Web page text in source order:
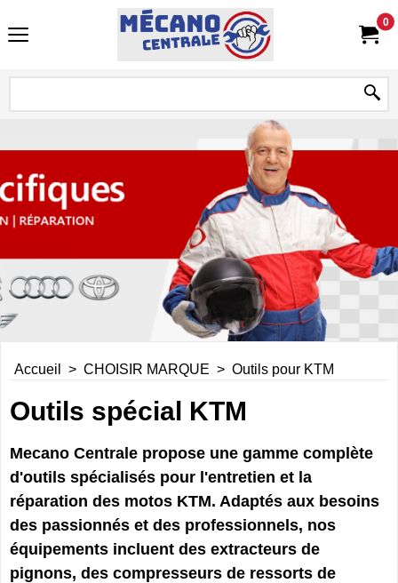
0
Accueil > CHOISIR MARQUE > Outils pour KTM
Outils spécial KTM
Mecano Centrale propose une gamme complète
d'outils spécialisés pour l'entretien et la
réparation des motos KTM. Adaptés aux besoins
des passionnés et des professionnels, nos
équipements incluent des extracteurs de
pignons, des compresseurs de ressorts de